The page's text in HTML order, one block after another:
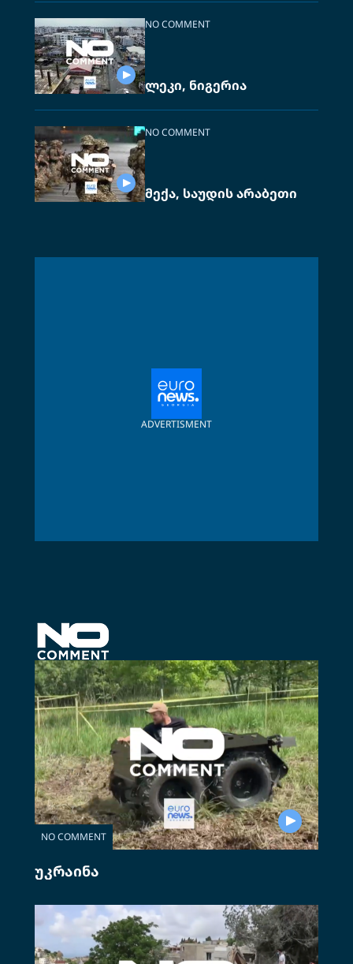
NO COMMENT
ლეკი, ნიგერია
NO COMMENT
მექა, საუდის არაბეთი
ADVERTISMENT
NO COMMENT
უკრაინა